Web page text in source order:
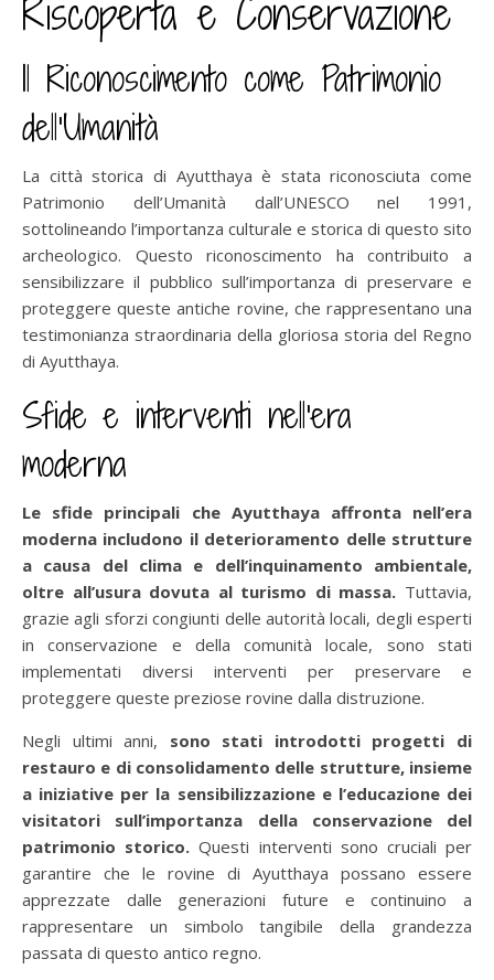
Riscoperta e Conservazione
Il Riconoscimento come Patrimonio
dell’Umanità
La città storica di Ayutthaya è stata riconosciuta come
Patrimonio dell’Umanità dall’UNESCO nel 1991,
sottolineando l’importanza culturale e storica di questo sito
archeologico. Questo riconoscimento ha contribuito a
sensibilizzare il pubblico sull’importanza di preservare e
proteggere queste antiche rovine, che rappresentano una
testimonianza straordinaria della gloriosa storia del Regno
di Ayutthaya.
Sfide e interventi nell’era
moderna
Le sfide principali che Ayutthaya affronta nell’era
moderna includono il deterioramento delle strutture
a causa del clima e dell’inquinamento ambientale,
oltre all’usura dovuta al turismo di massa. Tuttavia,
grazie agli sforzi congiunti delle autorità locali, degli esperti
in conservazione e della comunità locale, sono stati
implementati diversi interventi per preservare e
proteggere queste preziose rovine dalla distruzione.
Negli ultimi anni, sono stati introdotti progetti di
restauro e di consolidamento delle strutture, insieme
a iniziative per la sensibilizzazione e l’educazione dei
visitatori sull’importanza della conservazione del
patrimonio storico. Questi interventi sono cruciali per
garantire che le rovine di Ayutthaya possano essere
apprezzate dalle generazioni future e continuino a
rappresentare un simbolo tangibile della grandezza
passata di questo antico regno.